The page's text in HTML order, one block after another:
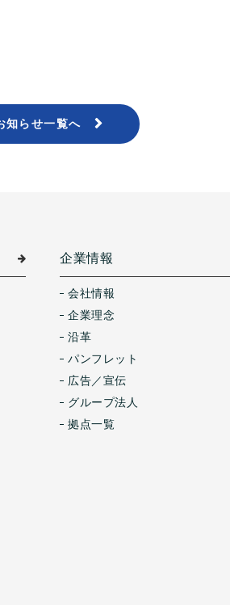
知らせ一覧へ
企業情報
会社情報
企業理念
沿革
パンフレット
広告／宣伝
グループ法人
拠点一覧